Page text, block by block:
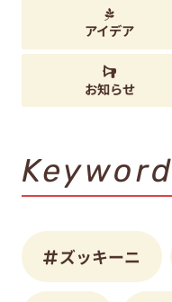
アイデア
お知らせ
Keyword
ズッキーニ